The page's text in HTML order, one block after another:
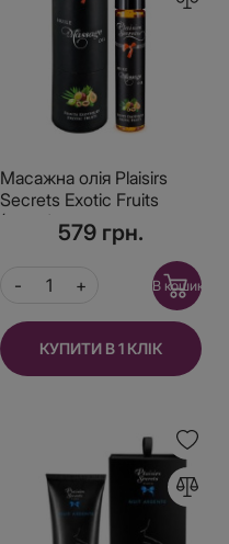
Масажна олія Plaisirs
Secrets Exotic Fruits
(59мл) з афродизіаками
їстівна, подарункове
579 грн.
В кошик
КУПИТИ В 1 КЛІК